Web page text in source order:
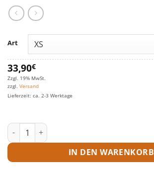
Art
33,90€
Zzgl. 19% MwSt.
zzgl. Versand
Lieferzeit: ca. 2-3 Werktage
Fleecejacke Unisex grün Menge
IN DEN WARENKORB